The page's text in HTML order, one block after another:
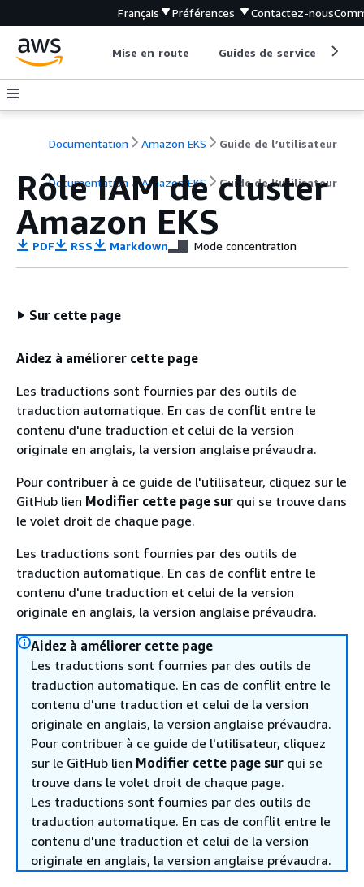
Français Préférences Contactez-nous
Mise en route Guides de service
Documentation Amazon EKS Guide de l’utilisateur
Documentation Amazon EKS Guide de l’utilisateur
Rôle IAM de cluster
Amazon EKS
PDF RSS Markdown Mode concentration
Sur cette page
Aidez à améliorer cette page
Les traductions sont fournies par des outils de
traduction automatique. En cas de conflit entre le
contenu d'une traduction et celui de la version
originale en anglais, la version anglaise prévaudra.
Pour contribuer à ce guide de l'utilisateur, cliquez sur le
GitHub lien Modifier cette page sur qui se trouve dans
le volet droit de chaque page.
Les traductions sont fournies par des outils de
traduction automatique. En cas de conflit entre le
contenu d'une traduction et celui de la version
originale en anglais, la version anglaise prévaudra.
Aidez à améliorer cette page
Les traductions sont fournies par des outils de
traduction automatique. En cas de conflit entre le
contenu d'une traduction et celui de la version
originale en anglais, la version anglaise prévaudra.
Pour contribuer à ce guide de l'utilisateur, cliquez
sur le GitHub lien Modifier cette page sur qui se
trouve dans le volet droit de chaque page.
Les traductions sont fournies par des outils de
traduction automatique. En cas de conflit entre le
contenu d'une traduction et celui de la version
originale en anglais, la version anglaise prévaudra.